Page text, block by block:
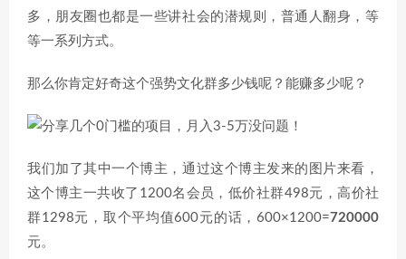
多，朋友圈也都是一些讲社会的潜规则，普通人翻身，等
等一系列方式。
那么你肯定好奇这个强势文化群多少钱呢？能赚多少呢？
我们加了其中一个博主，通过这个博主发来的图片来看，
这个博主一共收了1200名会员，低价社群498元，高价社
群1298元，取个平均值600元的话，600×1200=720000
元。